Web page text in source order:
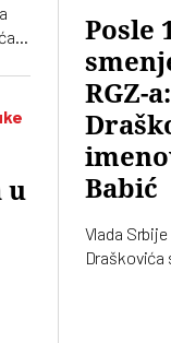
Posle
RGZ-
Babić
Vlada
Draškovića
o
u